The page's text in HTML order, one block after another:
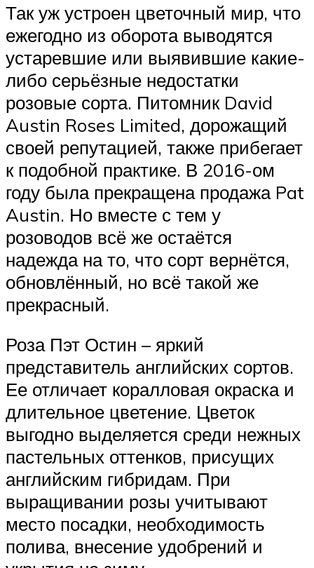
Так уж устроен цветочный мир, что
ежегодно из оборота выводятся
устаревшие или выявившие какие-
либо серьёзные недостатки
розовые сорта. Питомник David
Austin Roses Limited, дорожащий
своей репутацией, также прибегает
к подобной практике. В 2016-ом
году была прекращена продажа Pat
Austin. Но вместе с тем у
розоводов всё же остаётся
надежда на то, что сорт вернётся,
обновлённый, но всё такой же
прекрасный.
Роза Пэт Остин – яркий
представитель английских сортов.
Ее отличает коралловая окраска и
длительное цветение. Цветок
выгодно выделяется среди нежных
пастельных оттенков, присущих
английским гибридам. При
выращивании розы учитывают
место посадки, необходимость
полива, внесение удобрений и